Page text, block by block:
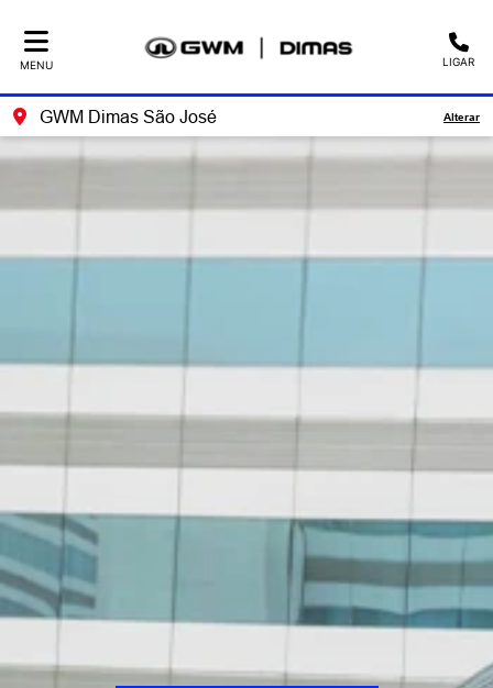
MENU LIGAR
GWM Dimas São José Alterar